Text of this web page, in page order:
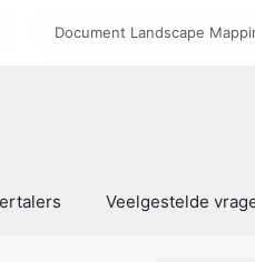
Document Landscape
Veelgestelde